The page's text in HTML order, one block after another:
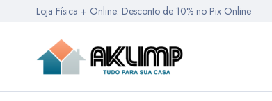
Loja Física + Online: Desconto de 10% no Pix Online